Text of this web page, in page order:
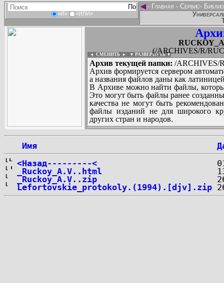
«И» «ИЛИ»
◄- Главная - Сервис-
(/ARCHIVES/R/
◄ СМЕНИТЬ ► ▼ РАЗВЕРНУТЬ ▼
Архив текущей папки: /ARCHIVES/
Архив формируется сервером
а названия файлов даны как
В Архиве можно найти файлы,
Это могут быть файлы ранее
качества не могут быть
файлы изданий не для широкого
других стран и народов.
Имя
<Назад---------<
_Ruckoy_A.V..html
_Ruckoy_A.V..zip
Lefortovskie_protokoly.(1994).[djv].zip